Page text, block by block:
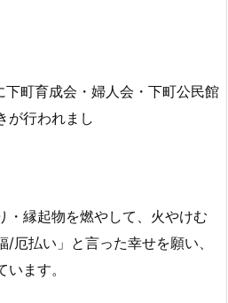
町育成会・婦人会・下町公民館
が行われまし
・縁起物を燃やして、火やけむ
/厄払い」と言った幸せを願い、
われています。